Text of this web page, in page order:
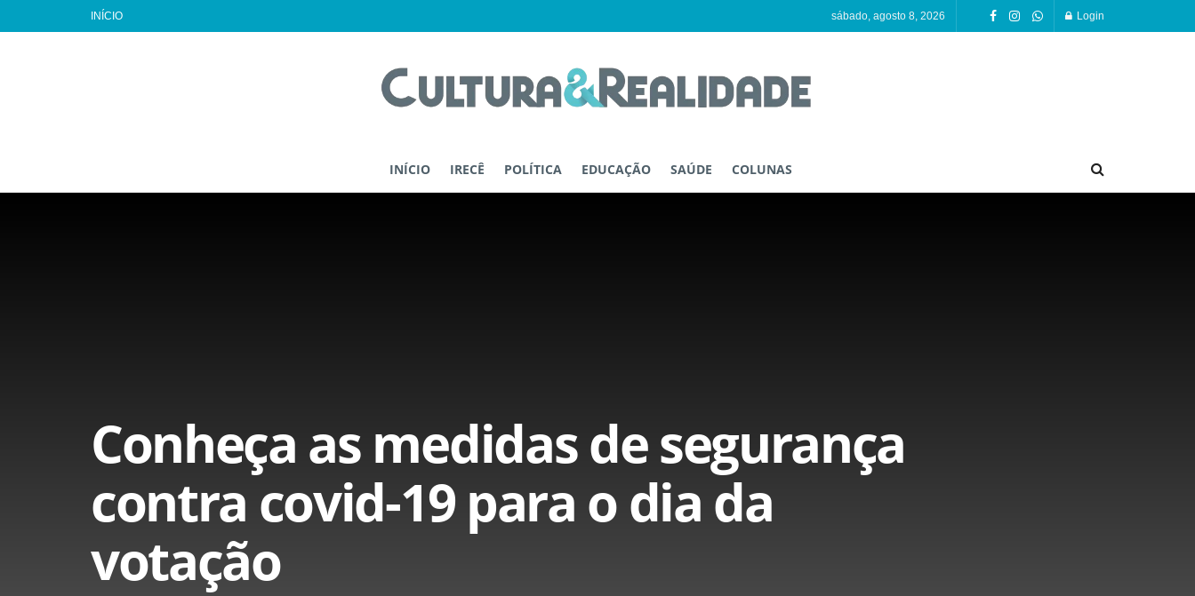
INÍCIO sábado, agosto 8, 2026 Login
INÍCIO IRECÊ POLÍTICA EDUCAÇÃO SAÚDE COLUNAS
Conheça as medidas de segurança
contra covid-19 para o dia da
votação